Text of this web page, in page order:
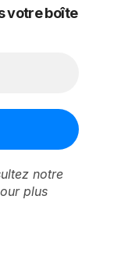
votre boîte
notre
plus